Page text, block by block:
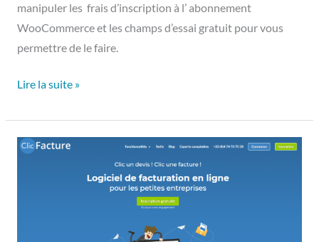
manipuler les frais d’inscription à l’ abonnement
WooCommerce et les champs d’essai gratuit pour vous
permettre de le faire.
Lire la suite »
Clicfacture: